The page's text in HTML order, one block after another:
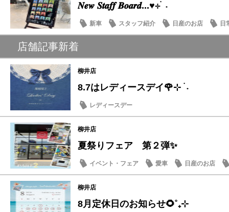
𝑵𝒆𝒘 𝑺𝒕𝒂𝒇𝒇 𝑩𝒐𝒂𝒓𝒅...♥⊹ ࣪ ˖
新車 スタッフ紹介 日産のお店 日
店舗記事新着
柳井店
8.7はレディースデイ🌹⊹ ࣪ ˖
レディースデー
柳井店
夏祭りフェア 第２弾✨
イベント・フェア 愛車 日産のお店
柳井店
8月定休日のお知らせ🌻˚₊⊹